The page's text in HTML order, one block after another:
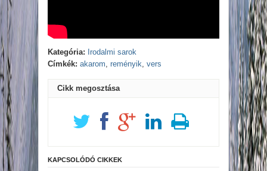
Kategória: Irodalmi sarok
Címkék: akarom, reményik, vers
Cikk megosztása
KAPCSOLÓDÓ CIKKEK